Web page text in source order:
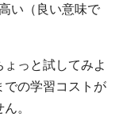
い（良い意味で
っと試してみよ
での学習コストが
。